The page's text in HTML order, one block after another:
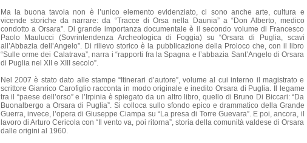
Ma la buona tavola non è l’unico elemento evidenziato, ci sono anche arte, cultura e
vicende storiche da narrare: da “Tracce di Orsa nella Daunia” a “Don Alberto, medico
condotto a Orsara”. Di grande importanza documentale è il secondo volume di Francesco
Paolo Maulucci (Sovrintendenza Archeologica di Foggia) su “Orsara di Puglia, scavi
all’Abbazia dell’Angelo”. Di rilievo storico è la pubblicazione della Proloco che, con il libro
“Sulle orme dei Calatrava”, narra i “rapporti fra la Spagna e l’abbazia Sant’Angelo di Orsara
di Puglia nel XII e XIII secolo”.
Nel 2007 è stato dato alle stampe “Itinerari d’autore”, volume al cui interno il magistrato e
scrittore Gianrico Carofiglio racconta in modo originale e inedito Orsara di Puglia. Il legame
tra il “paese dell’orso” e l’Irpinia è spiegato da un altro libro, quello di Bruno Di Biccari: “Da
Buonalbergo a Orsara di Puglia”. Si colloca sullo sfondo epico e drammatico della Grande
Guerra, invece, l’opera di Giuseppe Ciampa su “La presa di Torre Guevara”. E poi, ancora, il
lavoro di Arturo Cericola con “Il vento va, poi ritorna”, storia della comunità valdese di Orsara
dalle origini al 1960.